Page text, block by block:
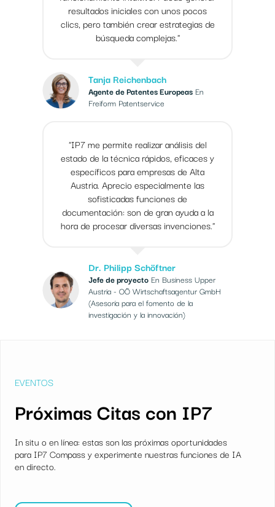
resultados iniciales con unos pocos
clics, pero también crear estrategias de
búsqueda complejas."
Tanja Reichenbach
Agente de Patentes Europeas En
Freiform Patentservice
"IP7 me permite realizar análisis del
estado de la técnica rápidos, eficaces y
específicos para empresas de Alta
Austria. Aprecio especialmente las
sofisticadas funciones de
documentación: son de gran ayuda a la
hora de procesar diversas invenciones."
Dr. Philipp Schöftner
Jefe de proyecto En Business Upper
Austria - OÖ Wirtschaftsagentur GmbH
(Asesoría para el fomento de la
investigación y la innovación)
EVENTOS
Próximas Citas con IP7
In situ o en línea: estas son las próximas oportunidades
para IP7 Compass y experimente nuestras funciones de IA
en directo.